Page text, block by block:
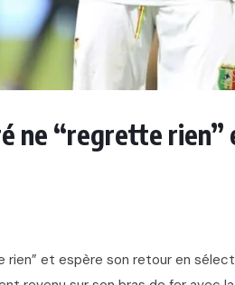
ne “regrette rien”
rien” et espère son retour en